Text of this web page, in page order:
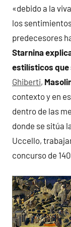
«debido a la
los
predecesores
Starnina
estilísticos que
Ghiberti,
contexto y en
dentro de las
donde se sitúa
Uccello,
concurso de